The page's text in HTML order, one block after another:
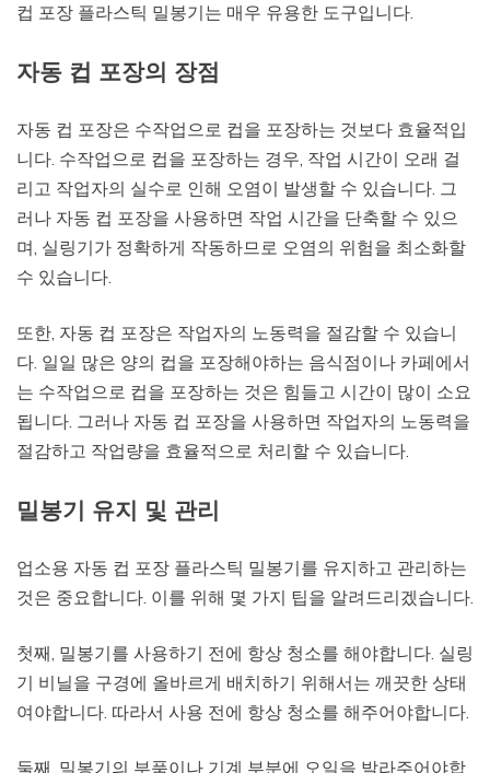
컵 포장 플라스틱 밀봉기는 매우 유용한 도구입니다.
자동 컵 포장의 장점
자동 컵 포장은 수작업으로 컵을 포장하는 것보다 효율적입
니다. 수작업으로 컵을 포장하는 경우, 작업 시간이 오래 걸
리고 작업자의 실수로 인해 오염이 발생할 수 있습니다. 그
러나 자동 컵 포장을 사용하면 작업 시간을 단축할 수 있으
며, 실링기가 정확하게 작동하므로 오염의 위험을 최소화할
수 있습니다.
또한, 자동 컵 포장은 작업자의 노동력을 절감할 수 있습니
다. 일일 많은 양의 컵을 포장해야하는 음식점이나 카페에서
는 수작업으로 컵을 포장하는 것은 힘들고 시간이 많이 소요
됩니다. 그러나 자동 컵 포장을 사용하면 작업자의 노동력을
절감하고 작업량을 효율적으로 처리할 수 있습니다.
밀봉기 유지 및 관리
업소용 자동 컵 포장 플라스틱 밀봉기를 유지하고 관리하는
것은 중요합니다. 이를 위해 몇 가지 팁을 알려드리겠습니다.
첫째, 밀봉기를 사용하기 전에 항상 청소를 해야합니다. 실링
기 비닐을 구경에 올바르게 배치하기 위해서는 깨끗한 상태
여야합니다. 따라서 사용 전에 항상 청소를 해주어야합니다.
둘째, 밀봉기의 부품이나 기계 부분에 오일을 발라주어야합